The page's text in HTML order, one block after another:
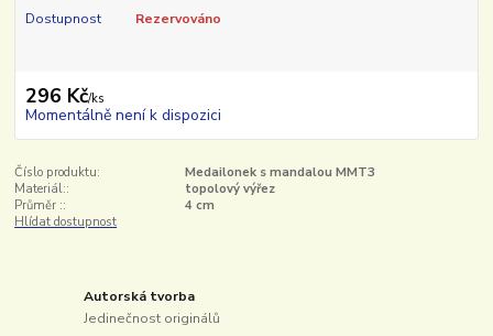
Dostupnost Rezervováno
296 Kč/ks
Momentálně není k dispozici
Číslo produktu:
Medailonek s mandalou MMT3
Materiál::
topolový výřez
Průměr ::
4 cm
Hlídat dostupnost
Autorská tvorba
Jedinečnost originálů